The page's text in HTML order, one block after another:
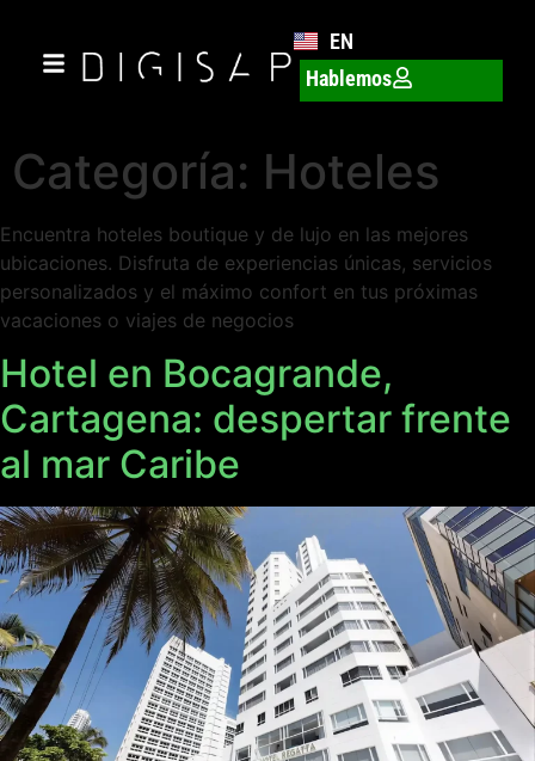
EN
Hablemos
Categoría: Hoteles
Encuentra hoteles boutique y de lujo en las mejores
ubicaciones. Disfruta de experiencias únicas, servicios
personalizados y el máximo confort en tus próximas
vacaciones o viajes de negocios
Hotel en Bocagrande,
Cartagena: despertar frente
al mar Caribe